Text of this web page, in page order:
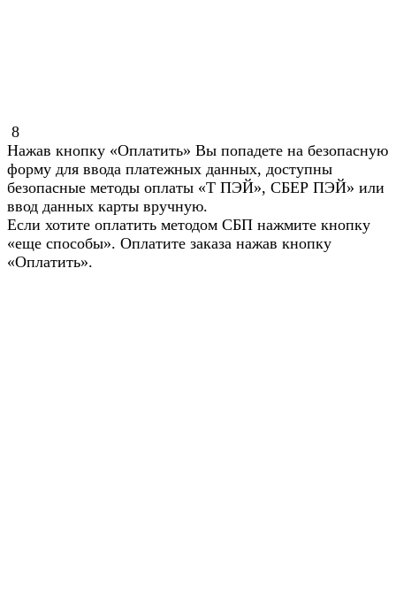
8
Нажав кнопку «Оплатить» Вы попадете на безопасную
форму для ввода платежных данных, доступны
безопасные методы оплаты «Т ПЭЙ», СБЕР ПЭЙ» или
ввод данных карты вручную.
Если хотите оплатить методом СБП нажмите кнопку
«еще способы». Оплатите заказа нажав кнопку
«Оплатить».